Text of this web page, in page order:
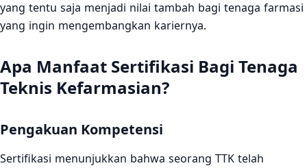
yang tentu saja menjadi nilai tambah bagi tenaga farmasi
yang ingin mengembangkan kariernya.
Apa Manfaat Sertifikasi Bagi Tenaga
Teknis Kefarmasian?
Pengakuan Kompetensi
Sertifikasi menunjukkan bahwa seorang TTK telah